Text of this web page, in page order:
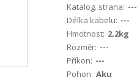
Katalog. strana: ---
Délka kabelu: ---
Hmotnost: 2.2kg
Rozměr: ---
Příkon: ---
Pohon: Aku